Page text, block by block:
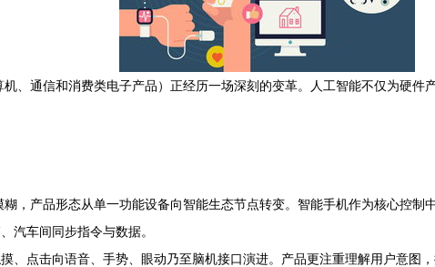
、通信和消费类电子产品）正经历一场深刻的变革。人工智能不仅为硬
糊，产品形态从单一功能设备向智能生态节点转变。智能手机作为核心控
汽车间同步指令与数据。
、点击向语音、手势、眼动乃至脑机接口演进。产品更注重理解用户意图